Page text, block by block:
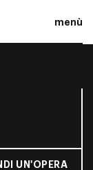
menù
UN'OPERA